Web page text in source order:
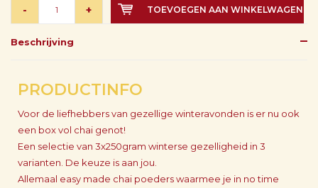
- + TOEVOEGEN AAN WINKELWAGEN
Beschrijving
PRODUCTINFO
Voor de liefhebbers van gezellige winteravonden is er nu ook
een box vol chai genot!
Een selectie van 3x250gram winterse gezelligheid in 3
varianten. De keuze is aan jou.
Allemaal easy made chai poeders waarmee je in no time